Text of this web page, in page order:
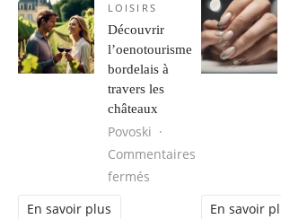
LOISIRS
Découvrir
l’oenotourisme
bordelais à
travers les
châteaux
Povoski
Commentaires
fermés sur Découvrir
En savoir plus En savoir